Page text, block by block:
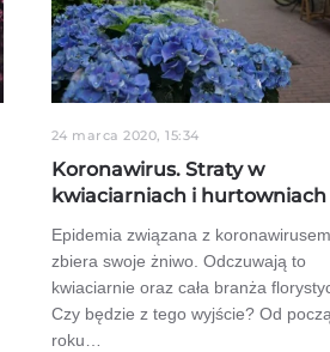
24 marca 2020, 15:34
Koronawirus. Straty w
kwiaciarniach i hurtowniach
Epidemia związana z koronawirusem
zbiera swoje żniwo. Odczuwają to
kwiaciarnie oraz cała branża
Czy będzie z tego wyjście? Od
roku…